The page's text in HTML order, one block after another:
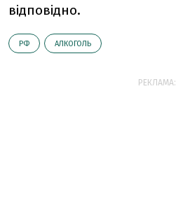
відповідно.
РФ АЛКОГОЛЬ
РЕКЛАМА: